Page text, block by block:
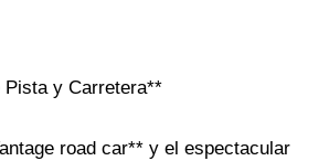
Pista y Carretera**
road car** y el espectacular